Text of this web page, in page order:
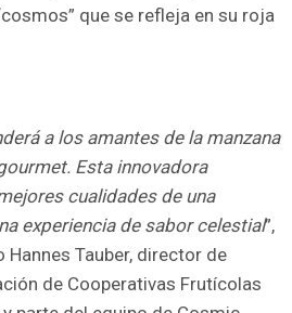
que se refleja en su roja
a los amantes de la manzana
Esta innovadora
cualidades de una
experiencia de sabor celestial”,
Tauber, director de
de Cooperativas Frutícolas